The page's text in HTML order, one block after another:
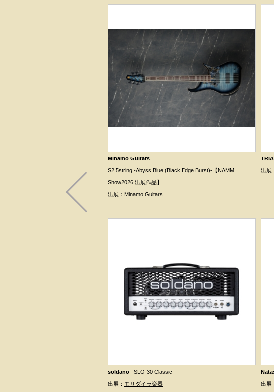
Minamo Guitars
S2 5string -Abyss Blue (Black Edge Burst)-【NAMM
Show2026 出展作品】
出展： Minamo Guitars
出展：
soldano
SLO-30 Classic
出展： モリダイラ楽器
出展：